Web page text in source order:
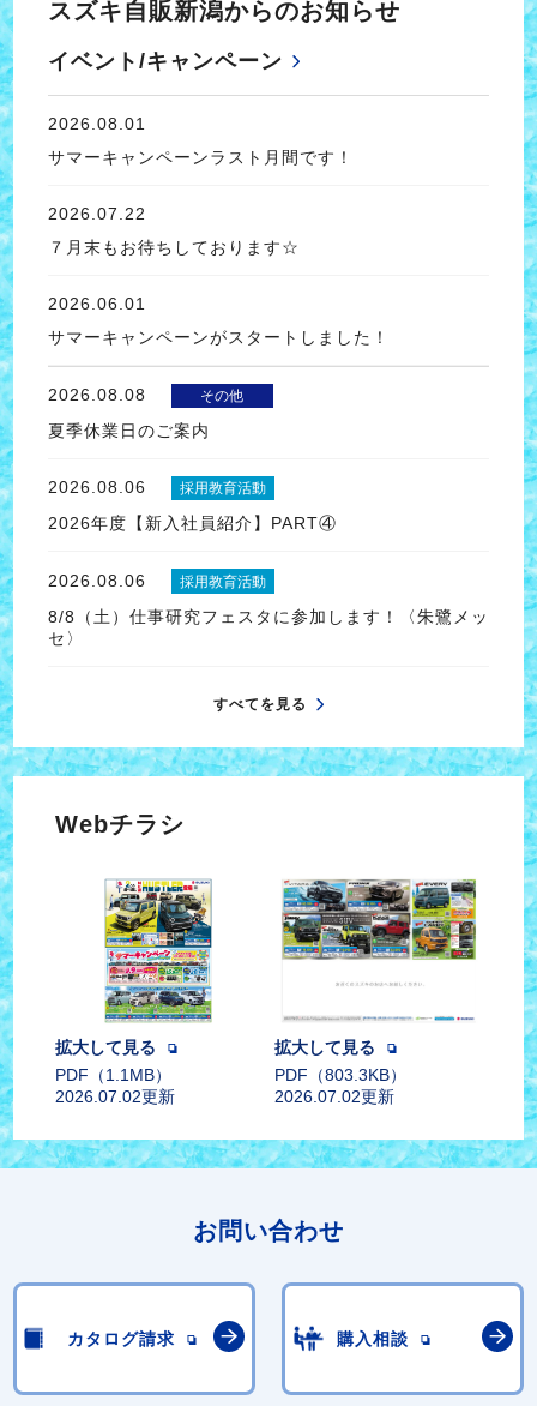
スズキ自販新潟からのお知らせ
イベント/キャンペーン
2026.08.01
サマーキャンペーンラスト月間です！
2026.07.22
７月末もお待ちしております☆
2026.06.01
サマーキャンペーンがスタートしました！
2026.08.08 その他
夏季休業日のご案内
2026.08.06 採用教育活動
2026年度【新入社員紹介】PART④
2026.08.06 採用教育活動
8/8（土）仕事研究フェスタに参加します！〈朱鷺メッ
セ〉
すべてを見る
Webチラシ
拡大して見る
PDF（1.1MB）
2026.07.02更新
拡大して見る
PDF（803.3KB）
2026.07.02更新
お問い合わせ
カタログ請求 購入相談